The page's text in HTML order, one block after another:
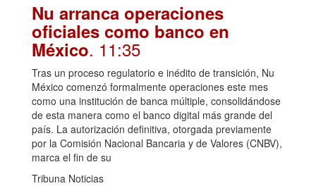
Nu arranca operaciones
oficiales como banco en
México. 11:35
Tras un proceso regulatorio e inédito de transición, Nu
México comenzó formalmente operaciones este mes
como una institución de banca múltiple, consolidándose
de esta manera como el banco digital más grande del
país. La autorización definitiva, otorgada previamente
por la Comisión Nacional Bancaria y de Valores (CNBV),
marca el fin de su
Tribuna Noticias